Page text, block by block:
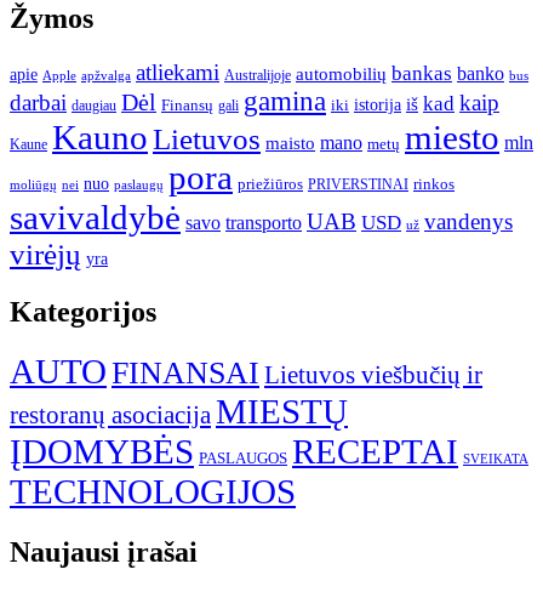
Žymos
apie Apple apžvalga atliekami Australijoje automobilių bankas banko bus
darbai daugiau Dėl Finansų gali gamina iki istorija iš kad kaip
Kaune KaunoLietuvos maisto mano metų miesto mln
moliūgų nei nuo paslaugų pora priežiūros PRIVERSTINAI rinkos
savivaldybė savo transporto UAB USD už vandenys
virėjų yra
Kategorijos
AUTOFINANSAI Lietuvos viešbučių ir
restoranų asociacijaMIESTŲ
ĮDOMYBĖS PASLAUGOS RECEPTAI SVEIKATA
TECHNOLOGIJOS
Naujausi įrašai